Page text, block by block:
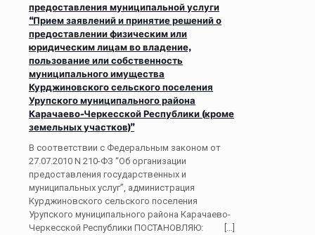
предоставления муниципальной услуги
“Прием заявлений и принятие решений о
предоставлении физическим или
юридическим лицам во владение,
пользование или собственность
муниципального имущества
Курджиновского сельского поселения
Урупского муниципального района
Карачаево-Черкесской Республики (кроме
земельных участков)”
В соответствии с Федеральным законом от
27.07.2010 N 210-ФЗ “Об организации
предоставления государственных и
муниципальных услуг”, администрация
Курджиновского сельского поселения
Урупского муниципального района Карачаево-
Черкесской Республики ПОСТАНОВЛЯЮ:
[…]